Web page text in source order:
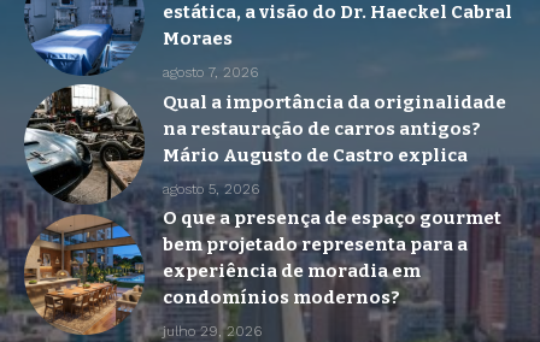
estática, a visão do Dr. Haeckel Cabral
Moraes
agosto 7, 2026
Qual a importância da originalidade
na restauração de carros antigos?
Mário Augusto de Castro explica
agosto 5, 2026
O que a presença de espaço gourmet
bem projetado representa para a
experiência de moradia em
condomínios modernos?
julho 29, 2026